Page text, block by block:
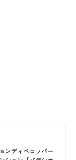
ンディベロッパー